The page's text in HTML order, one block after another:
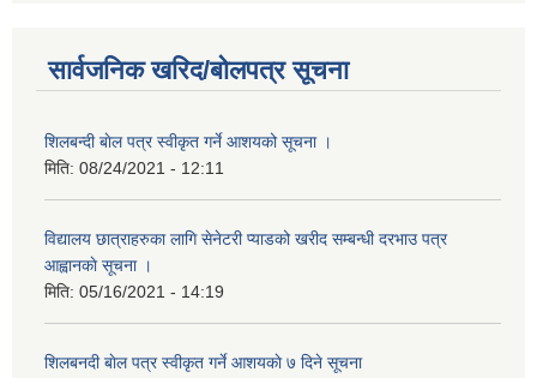
सार्वजनिक खरिद/बोलपत्र सूचना
शिलबन्दी बाेल पत्र स्वीकृत गर्ने आशयको सूचना ।
मिति: 08/24/2021 - 12:11
विद्यालय छात्राहरुका लागि सेनेटरी प्याडको खरीद सम्बन्धी दरभाउ पत्र
आह्वानकाे सूचना ।
मिति: 05/16/2021 - 14:19
शिलबनदी बाेल पत्र स्वीकृत गर्ने आशयकाे ७ दिने सूचना